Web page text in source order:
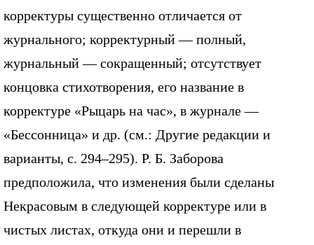
корректуры существенно отличается от
журнального; корректурный — полный,
журнальный — сокращенный; отсутствует
концовка стихотворения, его название в
корректуре «Рыцарь на час», в журнале —
«Бессонница» и др. (см.: Другие редакции и
варианты, с. 294–295). Р. Б. Заборова
предположила, что изменения были сделаны
Некрасовым в следующей корректуре или в
чистых листах, откуда они и перешли в